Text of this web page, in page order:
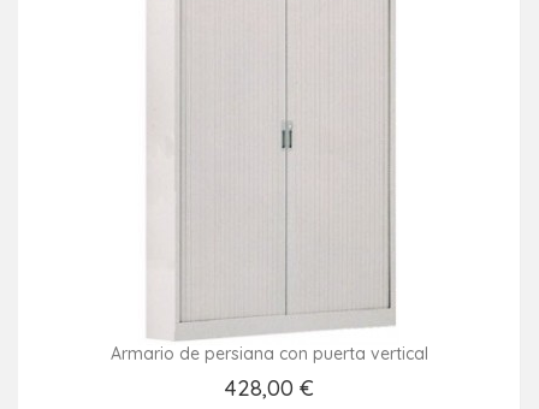
Armario de persiana con puerta vertical
428,00 €